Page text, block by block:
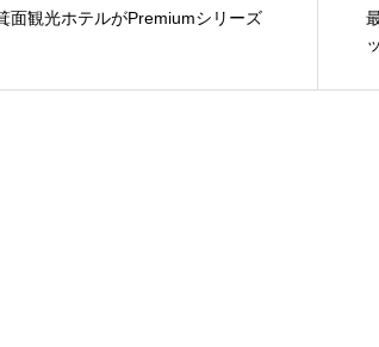
面観光ホテルがPremiumシリーズ